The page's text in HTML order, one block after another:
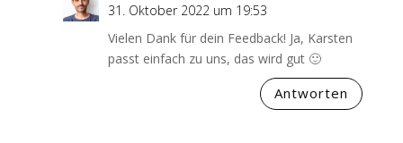
31. Oktober 2022 um 19:53
Vielen Dank für dein Feedback! Ja, Karsten
passt einfach zu uns, das wird gut 🙂
Antworten